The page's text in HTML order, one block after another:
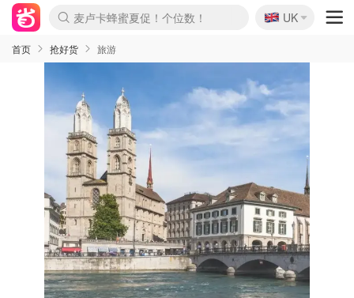
麦卢卡蜂蜜夏促！个位数！
Prada/Miu 4.8折！
啥？必胜客披萨5折！
🇬🇧
UK
首页 抢好货 旅游